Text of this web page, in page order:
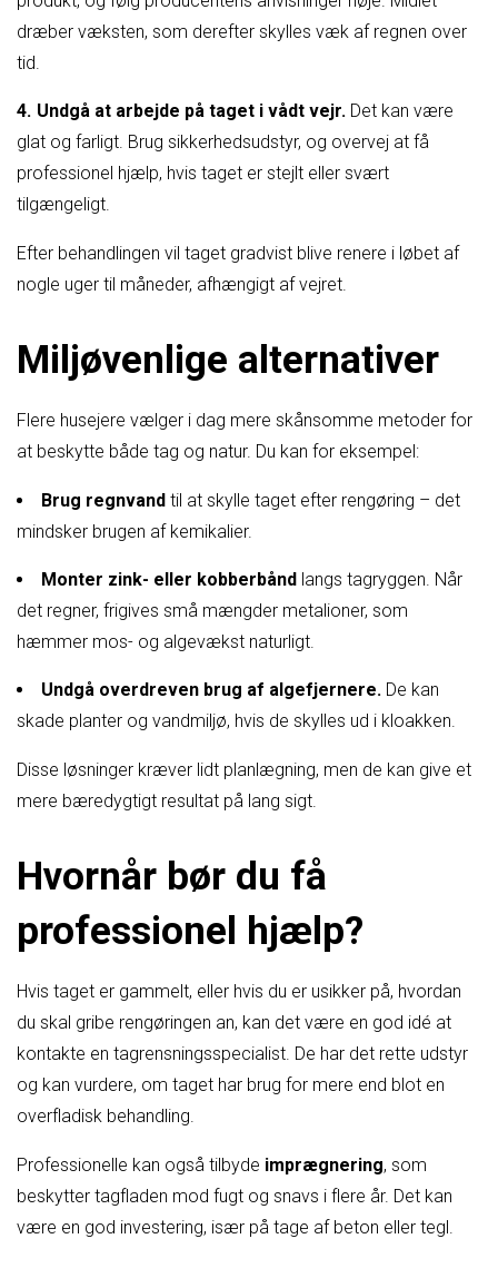
dræber væksten, som derefter skylles væk af regnen over
tid.
Undgå at arbejde på taget i vådt vejr. Det kan være
glat og farligt. Brug sikkerhedsudstyr, og overvej at få
professionel hjælp, hvis taget er stejlt eller svært
tilgængeligt.
Efter behandlingen vil taget gradvist blive renere i løbet af
nogle uger til måneder, afhængigt af vejret.
Miljøvenlige alternativer
Flere husejere vælger i dag mere skånsomme metoder for
at beskytte både tag og natur. Du kan for eksempel:
Brug regnvand til at skylle taget efter rengøring – det
mindsker brugen af kemikalier.
Monter zink- eller kobberbånd langs tagryggen. Når
det regner, frigives små mængder metalioner, som
hæmmer mos- og algevækst naturligt.
Undgå overdreven brug af algefjernere. De kan
skade planter og vandmiljø, hvis de skylles ud i kloakken.
Disse løsninger kræver lidt planlægning, men de kan give et
mere bæredygtigt resultat på lang sigt.
Hvornår bør du få
professionel hjælp?
Hvis taget er gammelt, eller hvis du er usikker på, hvordan
du skal gribe rengøringen an, kan det være en god idé at
kontakte en tagrensningsspecialist. De har det rette udstyr
og kan vurdere, om taget har brug for mere end blot en
overfladisk behandling.
Professionelle kan også tilbyde imprægnering, som
beskytter tagfladen mod fugt og snavs i flere år. Det kan
være en god investering, især på tage af beton eller tegl.